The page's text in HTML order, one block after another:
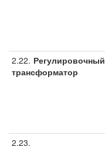
2.22. Регулировочный
трансформатор
2.23.